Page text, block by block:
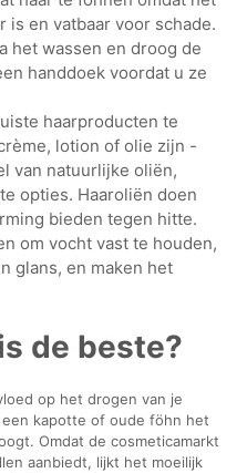
is en vatbaar voor schade.
het wassen en droog de
handdoek voordat u ze
haarproducten te
lotion of olie zijn -
van natuurlijke oliën,
opties. Haaroliën doen
bieden tegen hitte.
om vocht vast te houden,
glans, en maken het
de beste?
op het drogen van je
kapotte of oude föhn het
Omdat de cosmeticamarkt
aanbiedt, lijkt het moeilijk